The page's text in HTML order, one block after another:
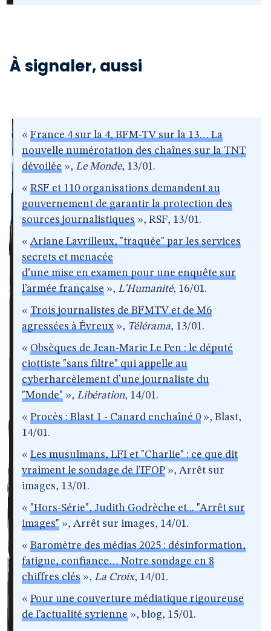
À signaler, aussi
« France 4 sur la 4, BFM-TV sur la 13… La
nouvelle numérotation des chaînes sur la TNT
dévoilée », Le Monde, 13/01.
« RSF et 110 organisations demandent au
gouvernement de garantir la protection des
sources journalistiques », RSF, 13/01.
« Ariane Lavrilleux, "traquée" par les services
secrets et menacée
d’une mise en examen pour une enquête sur
l’armée française », L’Humanité, 16/01.
« Trois journalistes de BFMTV et de M6
agressées à Évreux », Télérama, 13/01.
« Obsèques de Jean-Marie Le Pen : le député
ciottiste "sans filtre" qui appelle au
cyberharcèlement d’une journaliste du
"Monde" », Libération, 14/01.
« Procès : Blast 1 - Canard enchaîné 0 », Blast,
14/01.
« Les musulmans, LFI et "Charlie" : ce que dit
vraiment le sondage de l’IFOP », Arrêt sur
images, 13/01.
« "Hors-Série", Judith Godrèche et... "Arrêt sur
images" », Arrêt sur images, 14/01.
« Baromètre des médias 2025 : désinformation,
fatigue, confiance… Notre sondage en 8
chiffres clés », La Croix, 14/01.
« Pour une couverture médiatique rigoureuse
de l’actualité syrienne », blog, 15/01.